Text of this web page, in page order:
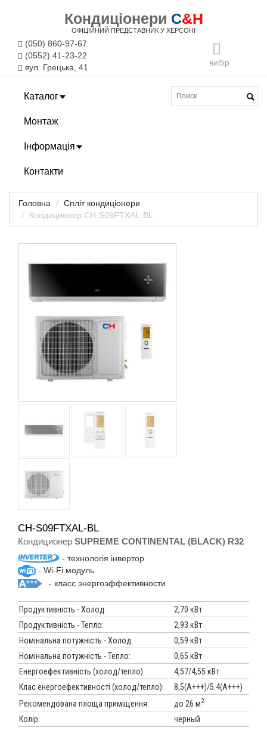
Кондиціонери C&H
ОФІЦІЙНИЙ ПРЕДСТАВНИК У ХЕРСОНІ
вибір
(050) 860-97-67
(0552) 41-23-22
вул. Грецька, 41
Каталог
Монтаж
Інформація
Контакти
Головна
Спліт кондиціонери
Кондиционер CH-S09FTXAL-BL
CH-S09FTXAL-BL
Кондиционер SUPREME CONTINENTAL (BLACK) R32
- технологія інвертор
- Wi-Fi модуль
- класс энергоэффективности
Продуктивність - Холод:
2,70 кВт
Продуктивність - Тепло:
2,93 кВт
Номінальна потужність - Холод:
0,59 кВт
Номінальна потужність - Тепло:
0,65 кВт
Енергоефективність (холод/тепло):
4,57/4,55 кВт
Клас енергоефективності (холод/тепло):
8,5(А+++)/5.4(А+++)
Рекомендована площа приміщення:
до 26 м2
Колір: черный